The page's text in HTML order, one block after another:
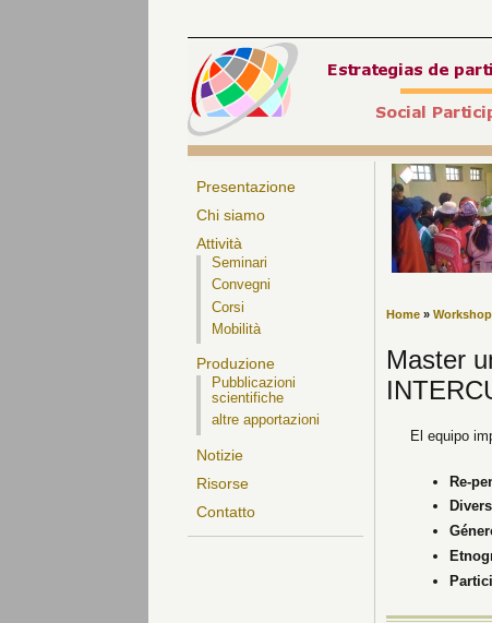
Presentazione
Chi siamo
Attività
Seminari
Convegni
Corsi
Mobilità
Produzione
Pubblicazioni
scientifiche
altre apportazioni
Notizie
Risorse
Contatto
Home »
Master
El equipo
Re-